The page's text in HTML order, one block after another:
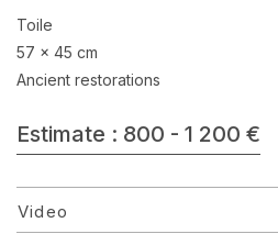
Toile
57 x 45 cm
Ancient restorations
Estimate : 800 - 1 200 €
Video